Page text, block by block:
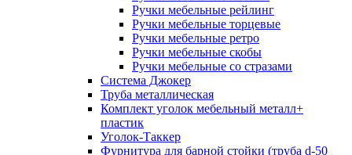
Ручки мебельные рейлинг
Ручки мебельные торцевые
Ручки мебельные ретро
Ручки мебельные скобы
Ручки мебельные со стразами
Система Джокер
Труба металлическая
Комплект уголок мебельный металл+
пластик
Уголок-Таккер
Фурнитура для барной стойки (труба d-50